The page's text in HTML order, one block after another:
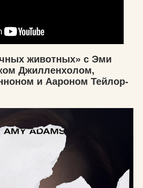
животных» с Эми
Джилленхолом,
и Аароном Тейлор-